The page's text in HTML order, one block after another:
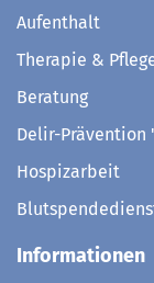
Aufenthalt
Therapie &
Beratung
Delir-Prävention
Hospizarbeit
Informationen